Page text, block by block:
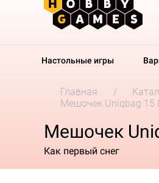
Настольные игры
Главная
Мешочек Uniqbag 15
Мешочек
Как первый снег